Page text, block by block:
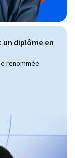
un diplôme en
renommée